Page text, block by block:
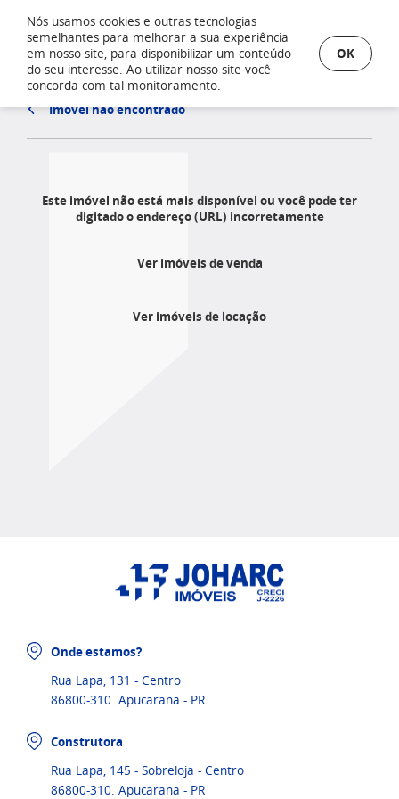
Imóvel não encontrado
Este imóvel não está mais disponível ou você pode ter
digitado o endereço (URL) incorretamente
Ver imóveis de venda
Ver imóveis de locação
Onde estamos?
Rua Lapa, 131 - Centro
86800-310. Apucarana - PR
Construtora
Rua Lapa, 145 - Sobreloja - Centro
86800-310. Apucarana - PR
Nós usamos cookies e outras tecnologias
semelhantes para melhorar a sua experiência
em nosso site, para disponibilizar um conteúdo
do seu interesse. Ao utilizar nosso site você
concorda com tal monitoramento.
OK